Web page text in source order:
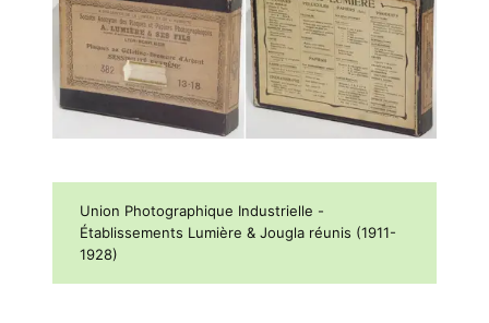
Union Photographique Industrielle -
Établissements Lumière & Jougla réunis (1911-
1928)